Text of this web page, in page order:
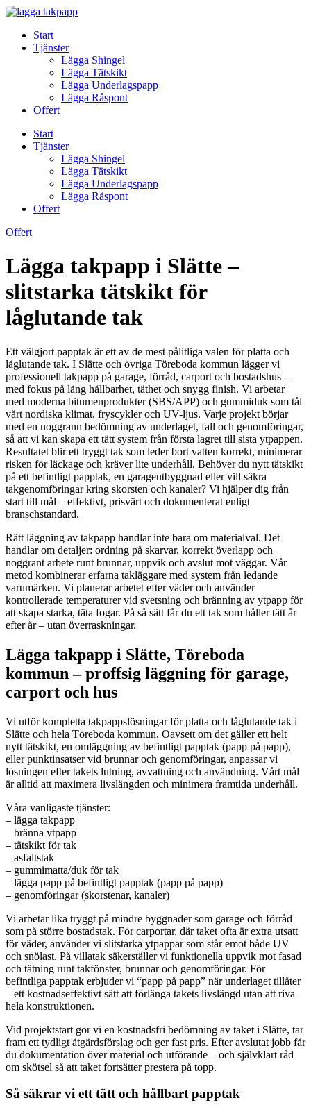
Skip
contentStart
Tjänster
Lägga Shingel
Lägga Tätskikt
Lägga Underlagspapp
Lägga Råspont
Offert
Start
Tjänster
Lägga Shingel
Lägga Tätskikt
Lägga Underlagspapp
Lägga Råspont
Offert
Offert
Lägga takpapp i Slätte –
slitstarka tätskikt för
låglutande tak
Ett välgjort papptak är ett av de mest pålitliga valen för platta och
låglutande tak. I Slätte och övriga Töreboda kommun lägger vi
professionell takpapp på garage, förråd, carport och bostadshus –
med fokus på lång hållbarhet, täthet och snygg finish. Vi arbetar
med moderna bitumenprodukter (SBS/APP) och gummiduk som tål
vårt nordiska klimat, fryscykler och UV-ljus. Varje projekt börjar
med en noggrann bedömning av underlaget, fall och genomföringar,
så att vi kan skapa ett tätt system från första lagret till sista ytpappen.
Resultatet blir ett tryggt tak som leder bort vatten korrekt, minimerar
risken för läckage och kräver lite underhåll. Behöver du nytt tätskikt
på ett befintligt papptak, en garageutbyggnad eller vill säkra
takgenomföringar kring skorsten och kanaler? Vi hjälper dig från
start till mål – effektivt, prisvärt och dokumenterat enligt
branschstandard.
Rätt läggning av takpapp handlar inte bara om materialval. Det
handlar om detaljer: ordning på skarvar, korrekt överlapp och
noggrant arbete runt brunnar, uppvik och avslut mot väggar. Vår
metod kombinerar erfarna takläggare med system från ledande
varumärken. Vi planerar arbetet efter väder och använder
kontrollerade temperaturer vid svetsning och bränning av ytpapp för
att skapa starka, täta fogar. På så sätt får du ett tak som håller tätt år
efter år – utan överraskningar.
Lägga takpapp i Slätte, Töreboda
kommun – proffsig läggning för garage,
carport och hus
Vi utför kompletta takpappslösningar för platta och låglutande tak i
Slätte och hela Töreboda kommun. Oavsett om det gäller ett helt
nytt tätskikt, en omläggning av befintligt papptak (papp på papp),
eller punktinsatser vid brunnar och genomföringar, anpassar vi
lösningen efter takets lutning, avvattning och användning. Vårt mål
är alltid att maximera livslängden och minimera framtida underhåll.
Våra vanligaste tjänster:
– lägga takpapp
– bränna ytpapp
– tätskikt för tak
– asfaltstak
– gummimatta/duk för tak
– lägga papp på befintligt papptak (papp på papp)
– genomföringar (skorstenar, kanaler)
Vi arbetar lika tryggt på mindre byggnader som garage och förråd
som på större bostadstak. För carportar, där taket ofta är extra utsatt
för väder, använder vi slitstarka ytpappar som står emot både UV
och snölast. På villatak säkerställer vi funktionella uppvik mot fasad
och tätning runt takfönster, brunnar och genomföringar. För
befintliga papptak erbjuder vi “papp på papp” när underlaget tillåter
– ett kostnadseffektivt sätt att förlänga takets livslängd utan att riva
hela konstruktionen.
Vid projektstart gör vi en kostnadsfri bedömning av taket i Slätte, tar
fram ett tydligt åtgärdsförslag och ger fast pris. Efter avslutat jobb får
du dokumentation över material och utförande – och självklart råd
om skötsel så att taket fortsätter prestera på topp.
Så säkrar vi ett tätt och hållbart papptak